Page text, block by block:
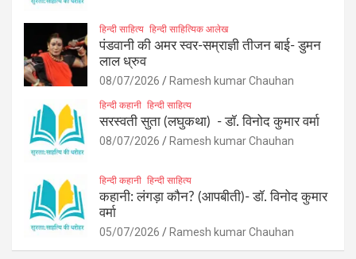
हिन्दी साहित्य हिन्दी साहित्यिक आलेख
पंडवानी की अमर स्वर-सम्राज्ञी तीजन बाई- डुमन
लाल ध्रुव
08/07/2026 Ramesh kumar Chauhan
हिन्दी कहानी हिन्दी साहित्य
सरस्वती सुता (लघुकथा) ​- डॉ. विनोद कुमार वर्मा
08/07/2026 Ramesh kumar Chauhan
हिन्दी कहानी हिन्दी साहित्य
कहानी: लंगड़ा कौन? (आपबीती)​- डॉ. विनोद कुमार
वर्मा
05/07/2026 Ramesh kumar Chauhan